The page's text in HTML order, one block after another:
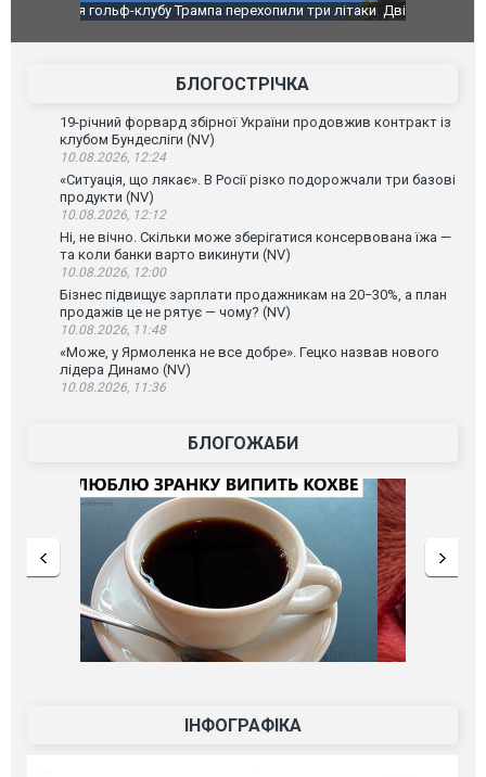
три літаки. Дві пускові С-400 та антена "оріона": оператори
високовартісні цілі в Криму
Росіяни
БЛОГОСТРІЧКА
19-річний форвард збірної України продовжив контракт із
клубом Бундесліги (NV)
10.08.2026, 12:24
«Ситуація, що лякає». В Росії різко подорожчали три базові
продукти (NV)
10.08.2026, 12:12
Ні, не вічно. Скільки може зберігатися консервована їжа —
та коли банки варто викинути (NV)
10.08.2026, 12:00
Бізнес підвищує зарплати продажникам на 20−30%, а план
продажів це не рятує — чому? (NV)
10.08.2026, 11:48
«Може, у Ярмоленка не все добре». Гецко назвав нового
лідера Динамо (NV)
10.08.2026, 11:36
БЛОГОЖАБИ
ІНФОГРАФІКА